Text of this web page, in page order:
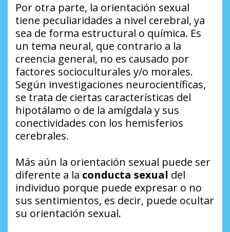
Por otra parte, la orientación sexual
tiene peculiaridades a nivel cerebral, ya
sea de forma estructural o química. Es
un tema neural, que contrario a la
creencia general, no es causado por
factores socioculturales y/o morales.
Según investigaciones neurocientíficas,
se trata de ciertas características del
hipotálamo o de la amígdala y sus
conectividades con los hemisferios
cerebrales.
Más aún la orientación sexual puede ser
diferente a la conducta sexual del
individuo porque puede expresar o no
sus sentimientos, es decir, puede ocultar
su orientación sexual.